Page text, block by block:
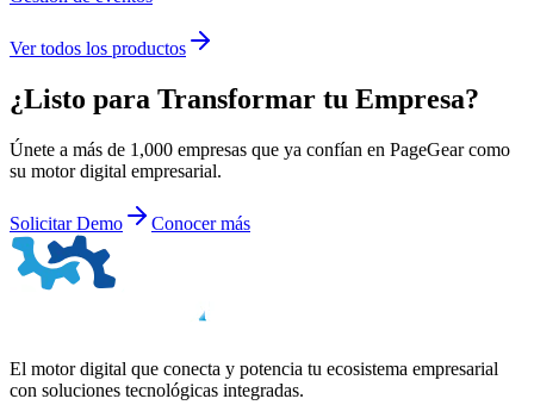
Ver todos los productos
¿Listo para Transformar tu Empresa?
Únete a más de 1,000 empresas que ya confían en PageGear como
su motor digital empresarial.
Solicitar Demo Conocer más
El motor digital que conecta y potencia tu ecosistema empresarial
con soluciones tecnológicas integradas.